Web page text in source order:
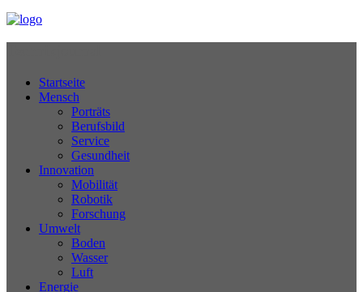
Startseite
Mensch
Porträts
Berufsbild
Service
Gesundheit
Innovation
Mobilität
Robotik
Forschung
Umwelt
Boden
Wasser
Luft
Energie